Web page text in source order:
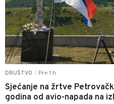
DRUŠTVO Pre 1 h
Sjećanje na žrtve
godina od avio-napada na